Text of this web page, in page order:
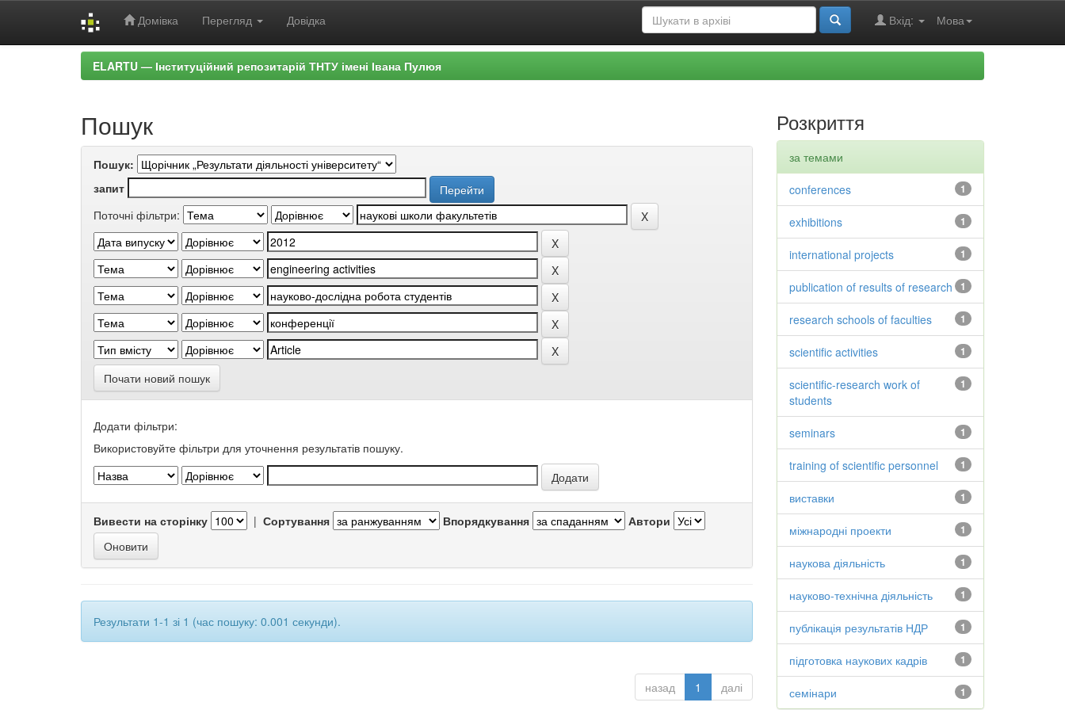
Домівка Перегляд Довідка Мова
Вхід:
ELARTU — Інституційний репозитарій ТНТУ імені Івана Пулюя
Пошук
Пошук:
запит
Поточні фільтри:
Почати новий пошук
Додати фільтри:
Використовуйте фільтри для уточнення результатів пошуку.
Вивести на сторінку | Сортування Впорядкування Автори
Результати 1-1 зі 1 (час пошуку: 0.001 секунди).
назад 1 далі
Розкриття
за темами
1
conferences
1
exhibitions
1
international projects
1
publication of results of research
1
research schools of faculties
1
scientific activities
1
scientific-research work of
students
1
seminars
1
training of scientific personnel
1
виставки
1
міжнародні проекти
1
наукова діяльність
1
науково-технічна діяльність
1
публікація результатів НДР
1
підготовка наукових кадрів
1
семінари